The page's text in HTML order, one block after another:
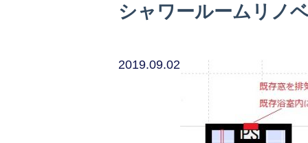
シャワールームリノ
2019.09.02